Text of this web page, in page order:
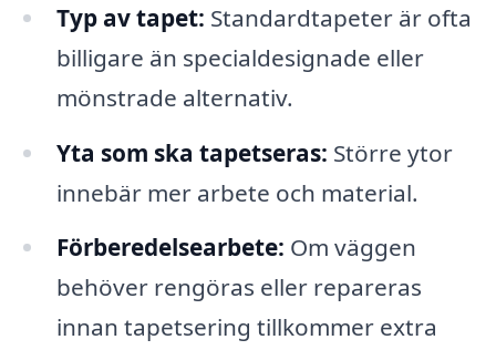
Typ av tapet: Standardtapeter är ofta
billigare än specialdesignade eller
mönstrade alternativ.
Yta som ska tapetseras: Större ytor
innebär mer arbete och material.
Förberedelsearbete: Om väggen
behöver rengöras eller repareras
innan tapetsering tillkommer extra